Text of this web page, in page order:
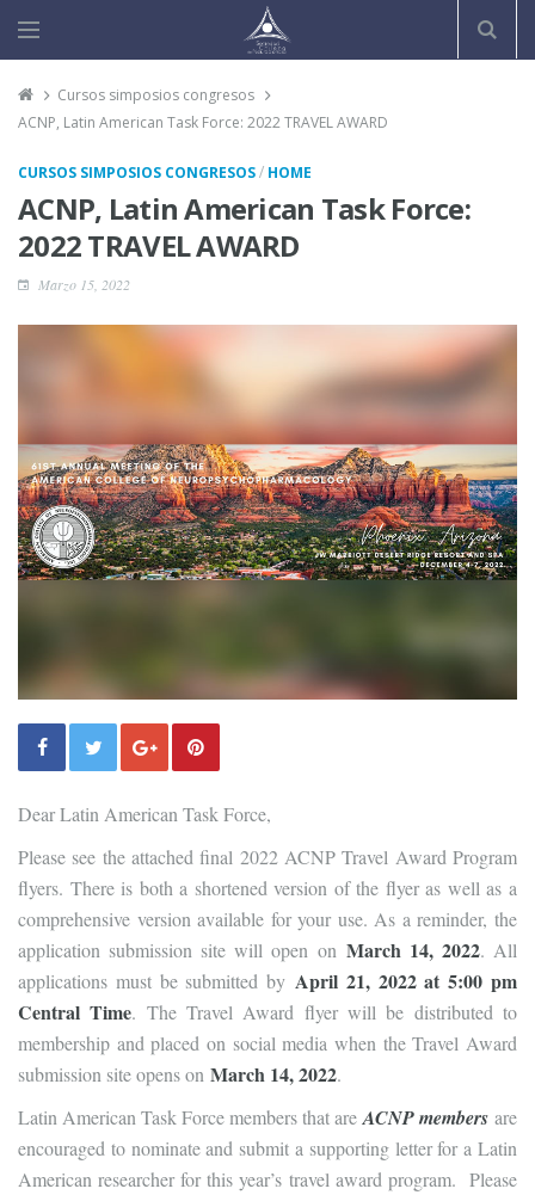
Cursos simposios congresos
ACNP, Latin American Task Force: 2022 TRAVEL AWARD
CURSOS SIMPOSIOS CONGRESOS/ HOME
ACNP, Latin American Task Force:
2022 TRAVEL AWARD
Marzo 15, 2022
Dear Latin American Task Force,
Please see the attached final 2022 ACNP Travel Award Program
flyers. There is both a shortened version of the flyer as well as a
comprehensive version available for your use. As a reminder, the
application submission site will open on March 14, 2022. All
applications must be submitted by April 21, 2022 at 5:00 pm
Central Time. The Travel Award flyer will be distributed to
membership and placed on social media when the Travel Award
submission site opens on March 14, 2022.
Latin American Task Force members that are ACNP members are
encouraged to nominate and submit a supporting letter for a Latin
American researcher for this year’s travel award program. Please